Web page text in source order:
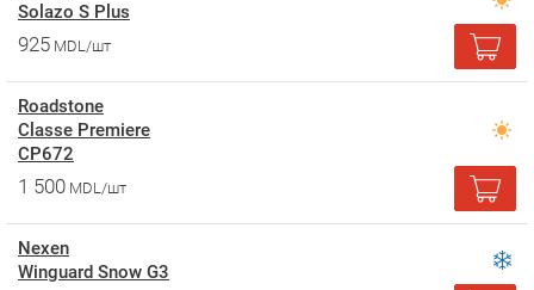
Solazo S Plus
925 MDL/шт
Roadstone
Classe Premiere
CP672
1 500 MDL/шт
Nexen
Winguard Snow G3